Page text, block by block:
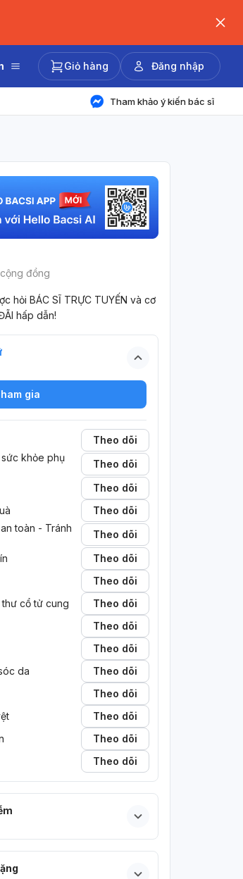
Giỏ hàng Đăng nhập
Tham khảo ý kiến bác sĩ
đồng
hỏi BÁC SĨ TRỰC TUYẾN và cơ
hấp dẫn!
gia
Theo dõi
khỏe phụ
Theo dõi
Theo dõi
Theo dõi
toàn - Tránh
Theo dõi
Theo dõi
Theo dõi
cổ tử cung
Theo dõi
Theo dõi
Theo dõi
da
Theo dõi
Theo dõi
Theo dõi
Theo dõi
Theo dõi